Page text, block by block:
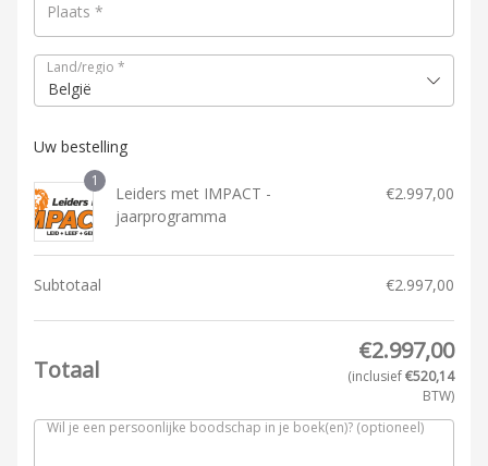
Plaats *
Land/regio *
België
Uw bestelling
1
Leiders met IMPACT -
jaarprogramma
€2.997,00
Subtotaal €2.997,00
Totaal
€2.997,00
(inclusief€520,14
BTW)
Wil je een persoonlijke boodschap in je boek(en)? (optioneel)